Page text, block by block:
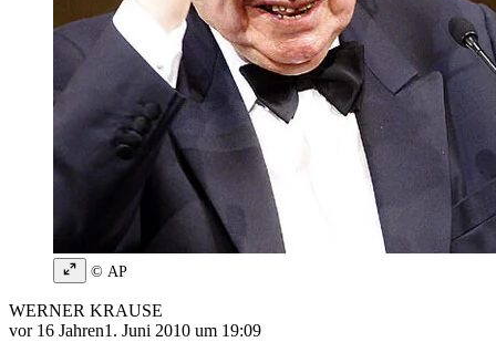
© AP
WERNER KRAUSE
vor 16 Jahren1. Juni 2010 um 19:09